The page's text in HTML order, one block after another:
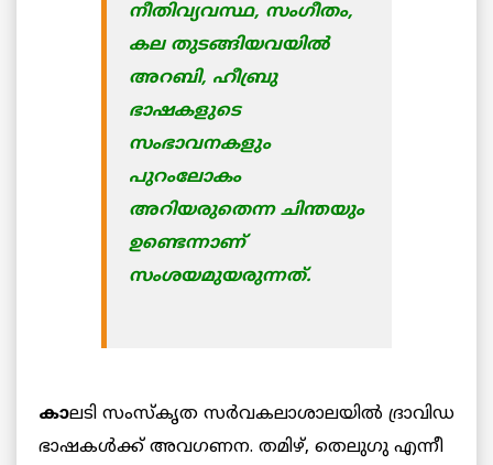
നീതിവ്യവസ്ഥ, സംഗീതം,
കല തുടങ്ങിയവയില്‍
അറബി, ഹീബ്രു
ഭാഷകളുടെ
സംഭാവനകളും
പുറംലോകം
അറിയരുതെന്ന ചിന്തയും
ഉണ്ടെന്നാണ്
സംശയമുയരുന്നത്.
കാലടി സംസ്കൃത സര്‍വകലാശാലയില്‍ ദ്രാവിഡ
ഭാഷകള്‍ക്ക് അവഗണന. തമിഴ്, തെലുഗു എന്നീ